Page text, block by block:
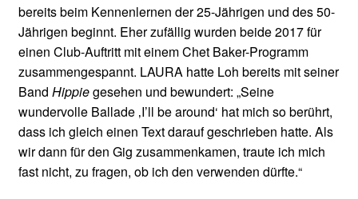
bereits beim Kennenlernen der 25-Jährigen und des 50-
Jährigen beginnt. Eher zufällig wurden beide 2017 für
einen Club-Auftritt mit einem Chet Baker-Programm
zusammengespannt. LAURA hatte Loh bereits mit seiner
Band Hippiegesehen und bewundert: „Seine
wundervolle Ballade ‚I’ll be around‘ hat mich so berührt,
dass ich gleich einen Text darauf geschrieben hatte. Als
wir dann für den Gig zusammenkamen, traute ich mich
fast nicht, zu fragen, ob ich den verwenden dürfte.“